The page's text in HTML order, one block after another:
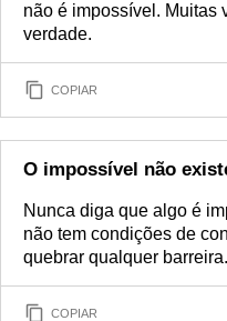
não é impossível. Muitas
verdade.
COPIAR
O impossível não
Nunca diga que algo é
não tem condições de
quebrar qualquer barreira.
COPIAR